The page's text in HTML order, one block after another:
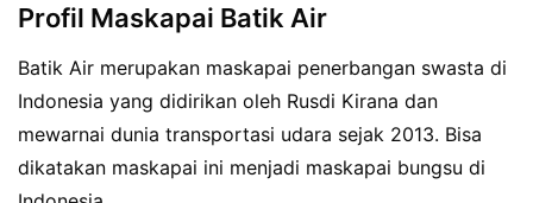
Profil Maskapai Batik Air
Batik Air merupakan maskapai penerbangan swasta di
Indonesia yang didirikan oleh Rusdi Kirana dan
mewarnai dunia transportasi udara sejak 2013. Bisa
dikatakan maskapai ini menjadi maskapai bungsu di